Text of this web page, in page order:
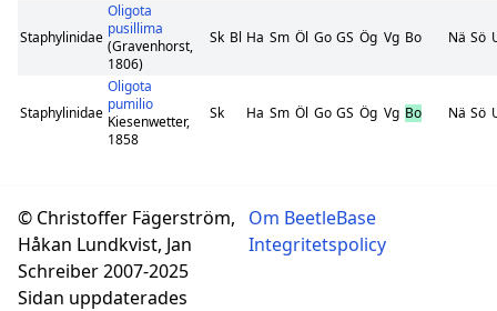
Staphylinidae
Oligota
pusillima
(Gravenhorst,
1806)
Sk Bl Ha Sm Öl Go GS Ög Vg Bo Nä Sö
Staphylinidae
Oligota
pumilio
Kiesenwetter,
1858
Sk Ha Sm Öl Go GS Ög Vg Bo Nä Sö
© Christoffer Fägerström,
Håkan Lundkvist, Jan
Schreiber 2007-2025
Sidan uppdaterades
Om BeetleBase
Integritetspolicy